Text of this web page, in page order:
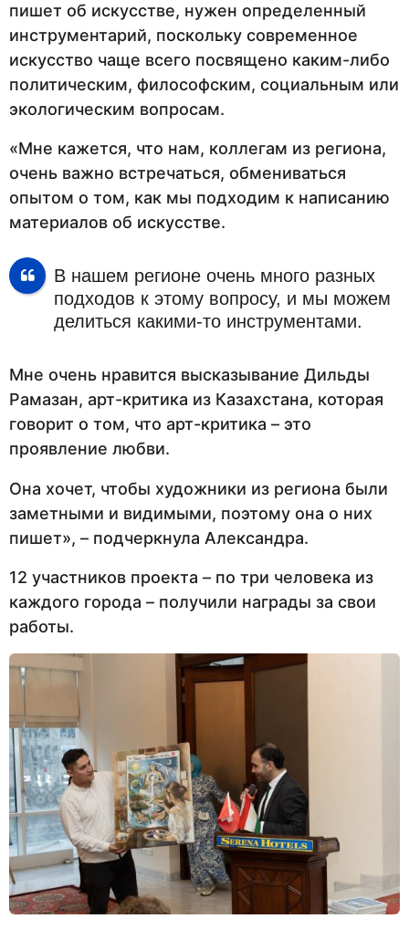
пишет об искусстве, нужен определенный
инструментарий, поскольку современное
искусство чаще всего посвящено каким-либо
политическим, философским, социальным или
экологическим вопросам.
«Мне кажется, что нам, коллегам из региона,
очень важно встречаться, обмениваться
опытом о том, как мы подходим к написанию
материалов об искусстве.
В нашем регионе очень много разных
подходов к этому вопросу, и мы можем
делиться какими-то инструментами.
Мне очень нравится высказывание Дильды
Рамазан, арт-критика из Казахстана, которая
говорит о том, что арт-критика – это
проявление любви.
Она хочет, чтобы художники из региона были
заметными и видимыми, поэтому она о них
пишет», – подчеркнула Александра.
12 участников проекта – по три человека из
каждого города – получили награды за свои
работы.